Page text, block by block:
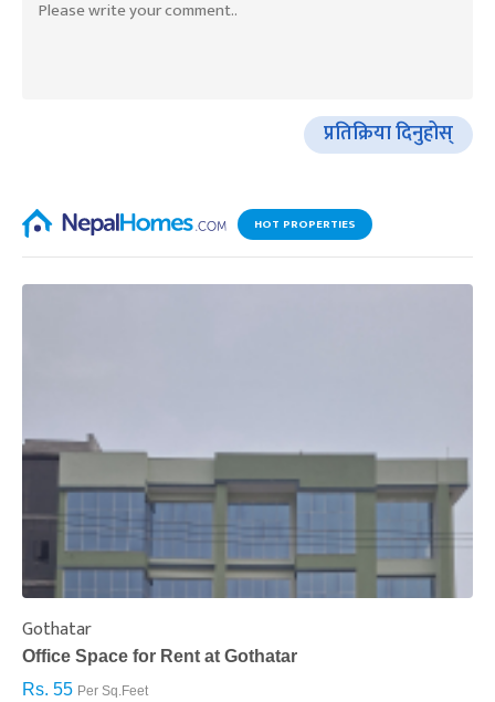
प्रतिक्रिया दिनुहोस्
HOT PROPERTIES
Gothatar
Office Space for Rent at Gothatar
Rs. 55 Per Sq.Feet